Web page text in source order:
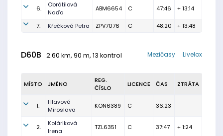
6.
Obrátilová
Naďa
ABM6654 C 47:46 + 13:14
7. Křečková Petra ZPV7076 C 48:20 + 13:48
D60B 2.60 km, 90 m, 13 kontrol Livelox
Mezičasy
MÍSTO JMÉNO
REG.
ČÍSLO
LICENCE ČAS ZTRÁTA
1.
Hlavová
Miroslava
KON6389 C 36:23
2.
Koláriková
Irena
TZL6351 C 37:47 + 1:24